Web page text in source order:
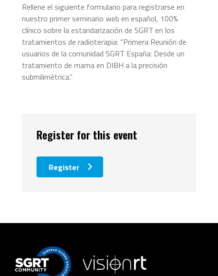
Rellene el siguiente formulario para registrarse en
nuestro primer seminario web en español, 100%
clínico sobre la estandarización de SGRT en los
tratamientos de radioterapia: “Primera Reunión de
usuarios de la comunidad SGRT España: Desde un
tratamiento de mama en DIBH a la precisión
submilimétrica.”
Register for this event
Register